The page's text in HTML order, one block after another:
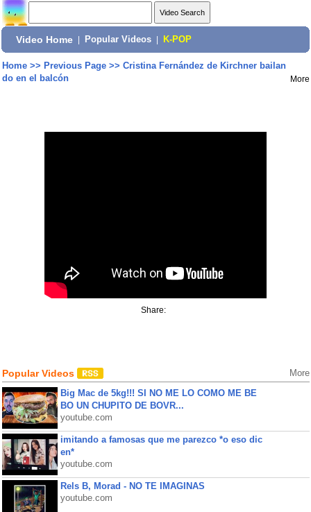
Video Home Popular Videos K-POP
Home>> Previous Page>> Cristina Fernández de Kirchner bailan
do en el balcón
More
Share:
Popular Videos More
Big Mac de 5kg!!! SI NO ME LO COMO ME BE
BO UN CHUPITO DE BOVR...
youtube.com
imitando a famosas que me parezco *o eso dic
en*
youtube.com
Rels B, Morad - NO TE IMAGINAS
youtube.com